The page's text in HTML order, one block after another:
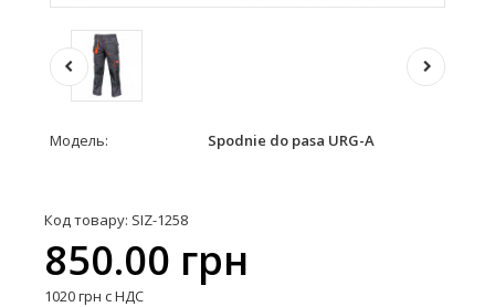
Модель: Spodnie do pasa URG-A
Код товару: SIZ-1258
850.00 грн
1020 грн с НДС